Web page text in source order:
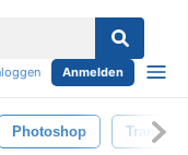
Anmelden
Photoshop